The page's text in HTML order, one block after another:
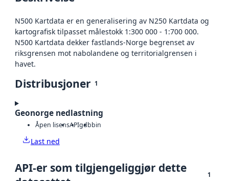
N500 Kartdata er en generalisering av N250 Kartdata og
kartografisk tilpasset målestokk 1:300 000 - 1:700 000.
N500 Kartdata dekker fastlands-Norge begrenset av
riksgrensen mot nabolandene og territorialgrensen i
havet.
Distribusjoner 1
Geonorge nedlastning
Åpen lisensAPIgdbbin
Last ned
API-er som tilgjengeliggjør dette
1